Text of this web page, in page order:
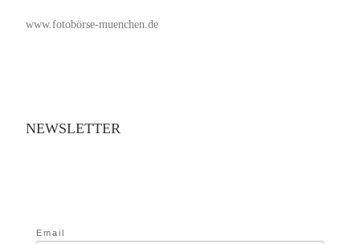
www.fotobörse-muenchen.de
NEWSLETTER
Email